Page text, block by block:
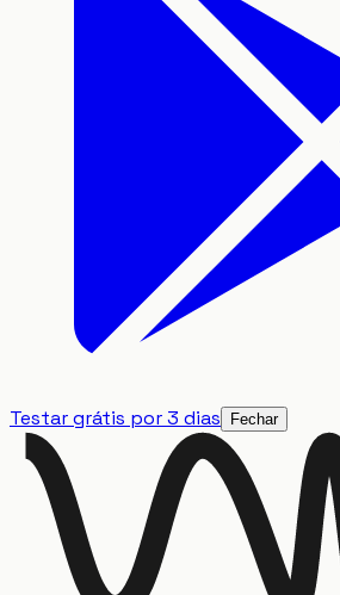
Testar grátis por 3 dias Fechar